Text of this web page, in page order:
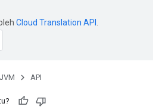
Cloud Translation API
JVM API